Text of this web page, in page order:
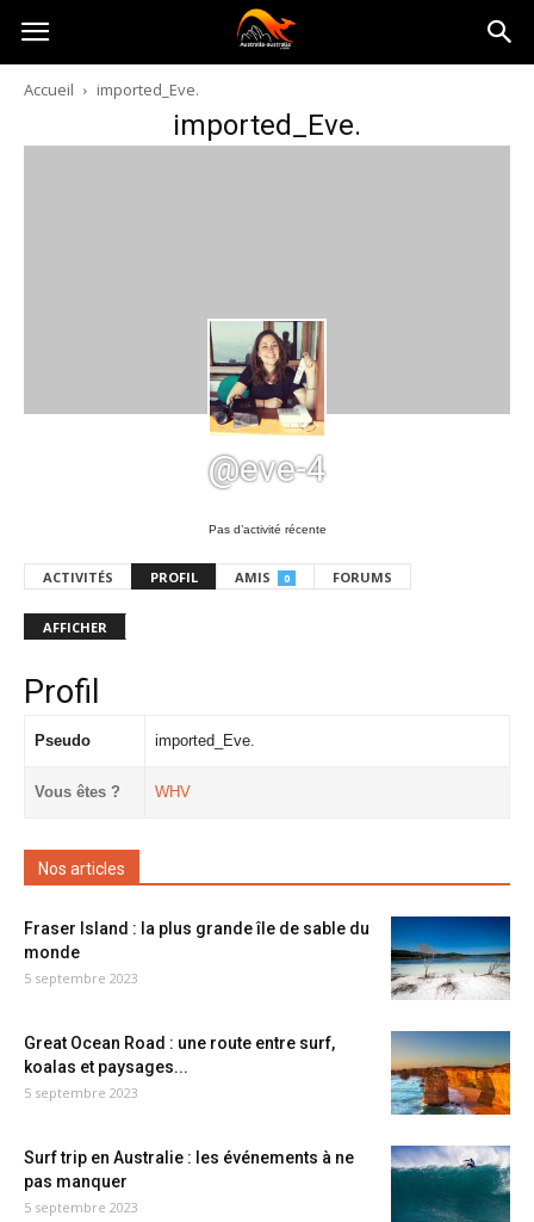
Australia-
australie.com
Accueil imported_Eve.
imported_Eve.
@eve-4
Pas d’activité récente
ACTIVITÉS PROFIL AMIS 0 FORUMS
AFFICHER
Profil
Pseudo imported_Eve.
Vous êtes ? WHV
Nos articles
Fraser Island : la plus grande île de sable du
monde
5 septembre 2023
Great Ocean Road : une route entre surf,
koalas et paysages...
5 septembre 2023
Surf trip en Australie : les événements à ne
pas manquer
5 septembre 2023